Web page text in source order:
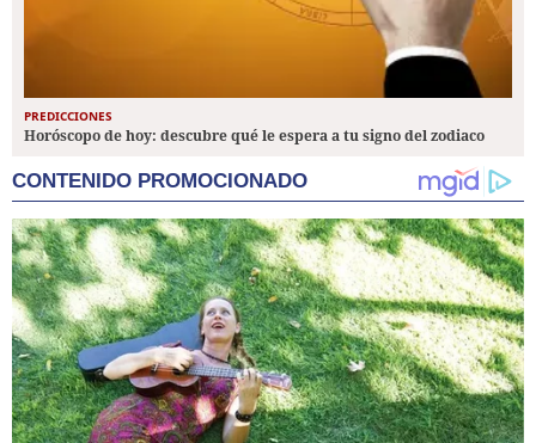
PREDICCIONES
Horóscopo de hoy: descubre qué le espera a tu signo del zodiaco
CONTENIDO PROMOCIONADO